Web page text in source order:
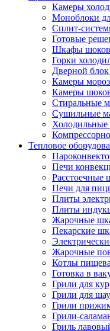
Камеры
Моноблоки
Сплит-
Готовые
Шкафы
Горки
Дверной
Камеры
Камеры
Стиральные
Сушильные
Холодильные
Тепловое
Печи
Расстоечные
Печи для
Плиты
Плиты
Жарочные
Пекарские
Жарочные
Котлы
Готовка в
Грили для кур
Грили для
Грили
Грили-
Гриль